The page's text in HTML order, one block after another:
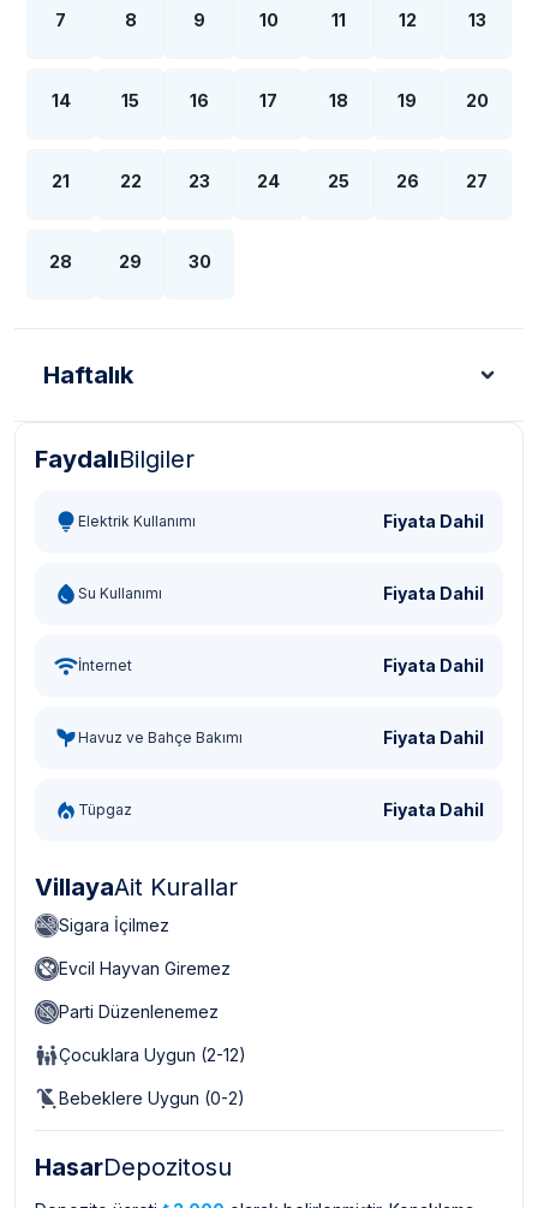
7 8 9 10 11 12 13
14 15 16 17 18 19 20
21 22 23 24 25 26 27
28 29 30
Haftalık
Türk Lirası - TL
FaydalıBilgiler
Elektrik Kullanımı Fiyata Dahil
Su Kullanımı Fiyata Dahil
İnternet Fiyata Dahil
Havuz ve Bahçe Bakımı Fiyata Dahil
Tüpgaz Fiyata Dahil
VillayaAit Kurallar
Sigara İçilmez
Evcil Hayvan Giremez
Parti Düzenlenemez
Çocuklara Uygun (2-12)
Bebeklere Uygun (0-2)
HasarDepozitosu